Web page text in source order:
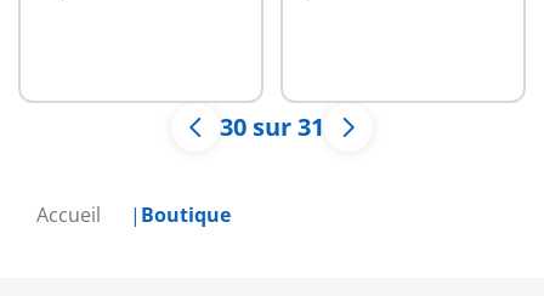
Accueil Boutique
30 sur 31